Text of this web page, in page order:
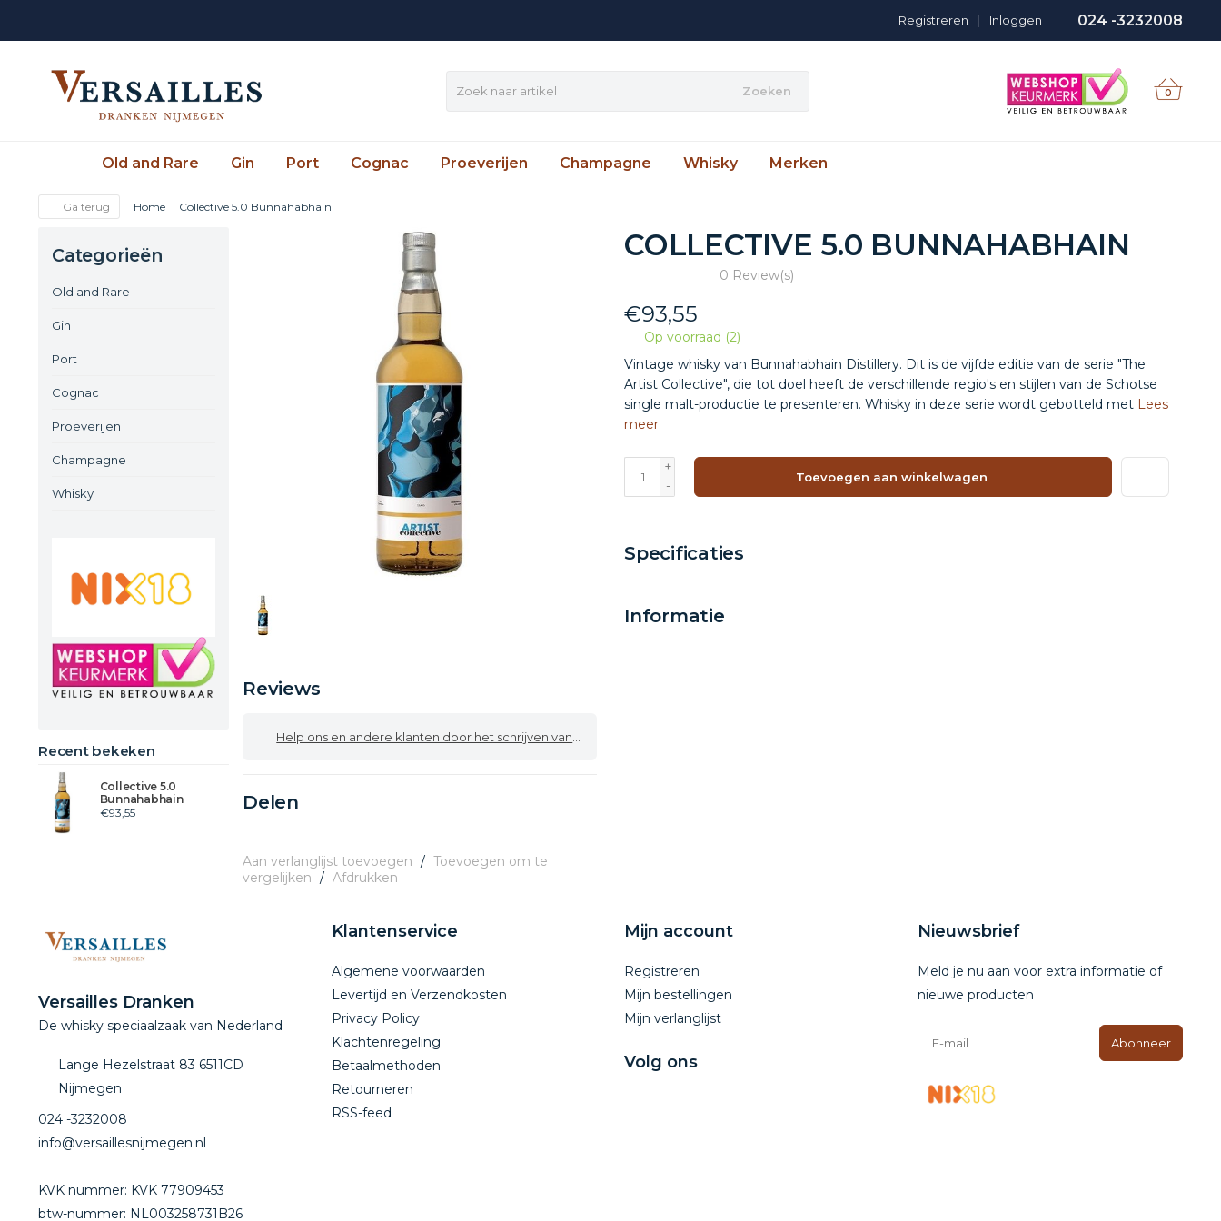
024 -3232008
Inloggen
|
Registreren
Zoeken 0
Old and Rare Gin Port Cognac Proeverijen Champagne Whisky Merken
Ga terug Home Collective 5.0 Bunnahabhain
Categorieën
Old and Rare
Gin
Port
Cognac
Proeverijen
Champagne
Whisky
Recent bekeken
Collective 5.0
Bunnahabhain
€93,55
Reviews
Help ons en andere klanten door het schrijven van een review
Delen
Aan verlanglijst toevoegen / Toevoegen om te
vergelijken / Afdrukken
COLLECTIVE 5.0 BUNNAHABHAIN
0 Review(s)
€93,55
Op voorraad (2)
Vintage whisky van Bunnahabhain Distillery. Dit is de vijfde editie van de serie "The
Artist Collective", die tot doel heeft de verschillende regio's en stijlen van de Schotse
single malt-productie te presenteren. Whisky in deze serie wordt gebotteld met Lees
meer
+
-
Toevoegen aan winkelwagen
Specificaties
Informatie
Versailles Dranken
De whisky speciaalzaak van Nederland
Lange Hezelstraat 83 6511CD
Nijmegen
024 -3232008
info@versaillesnijmegen.nl
KVK nummer: KVK 77909453
btw-nummer: NL003258731B26
Klantenservice
Algemene voorwaarden
Levertijd en Verzendkosten
Privacy Policy
Klachtenregeling
Betaalmethoden
Retourneren
RSS-feed
Mijn account
Registreren
Mijn bestellingen
Mijn verlanglijst
Volg ons
Nieuwsbrief
Meld je nu aan voor extra informatie of
nieuwe producten
Abonneer